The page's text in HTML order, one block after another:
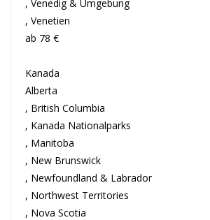
, Venedig & Umgebung
, Venetien
ab 78 €
Kanada
Alberta
, British Columbia
, Kanada Nationalparks
, Manitoba
, New Brunswick
, Newfoundland & Labrador
, Northwest Territories
, Nova Scotia